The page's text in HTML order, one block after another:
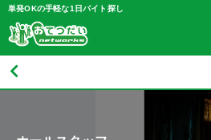
単発OKの手軽な1日バイト探し